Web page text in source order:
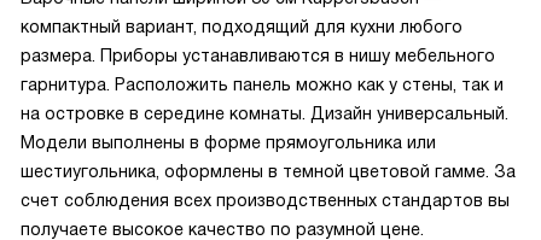
компактный вариант, подходящий для кухни любого
размера. Приборы устанавливаются в нишу мебельного
гарнитура. Расположить панель можно как у стены, так и
на островке в середине комнаты. Дизайн универсальный.
Модели выполнены в форме прямоугольника или
шестиугольника, оформлены в темной цветовой гамме. За
счет соблюдения всех производственных стандартов вы
получаете высокое качество по разумной цене.